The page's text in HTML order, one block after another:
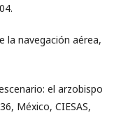
la navegación aérea,
el arzobispo
México, CIESAS,